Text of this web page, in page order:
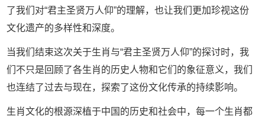
了我们对“君主圣贤万人仰”的理解，也让我们更加珍视这份
文化遗产的多样性和深度。
当我们结束这次关于生肖与“君主圣贤万人仰”的探讨时，我
们不只是回顾了各生肖的历史人物和它们的象征意义，我们
也连结了过去与现在，探索了这份文化传承的持续影响。
生肖文化的根源深植于中国的历史和社会中，每一个生肖都